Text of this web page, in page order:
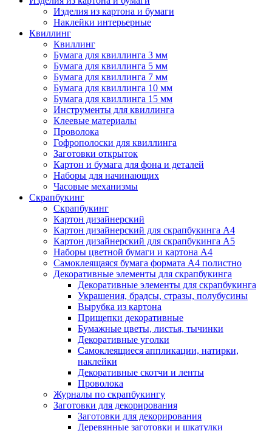
Изделия из картона и бумаги
Наклейки интерьерные
Квиллинг
Квиллинг
Бумага для квиллинга 3 мм
Бумага для квиллинга 5 мм
Бумага для квиллинга 7 мм
Бумага для квиллинга 10 мм
Бумага для квиллинга 15 мм
Инструменты для квиллинга
Клеевые материалы
Проволока
Гофрополоски для квиллинга
Заготовки открыток
Картон и бумага для фона и деталей
Наборы для начинающих
Часовые механизмы
Скрапбукинг
Скрапбукинг
Картон дизайнерский
Картон дизайнерский для скрапбукинга А4
Картон дизайнерский для скрапбукинга А5
Наборы цветной бумаги и картона А4
Самоклеящаяся бумага формата А4 полистно
Декоративные элементы для скрапбукинга
Декоративные элементы для скрапбукинга
Украшения, брадсы, стразы, полубусины
Вырубка из картона
Прищепки декоративные
Бумажные цветы, листья, тычинки
Декоративные уголки
Самоклеящиеся аппликации, натирки,
наклейки
Декоративные скотчи и ленты
Проволока
Журналы по скрапбукингу
Заготовки для декорирования
Заготовки для декорирования
Деревянные заготовки и шкатулки